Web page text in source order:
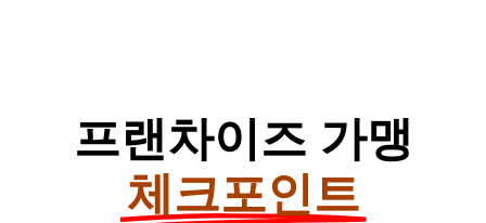
프랜차이즈 가맹
체크포인트